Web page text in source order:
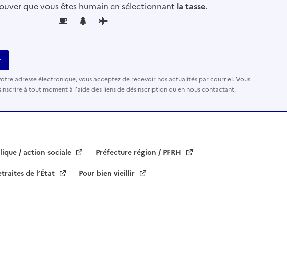
que vous êtes humain en sélectionnant la tasse.
adresse électronique, vous acceptez de recevoir nos actualités par courriel. Vous
à tout moment à l’aide des liens de désinscription ou en nous contactant.
/ action sociale
Préfecture région / PFRH
de l’État
Pour bien vieillir